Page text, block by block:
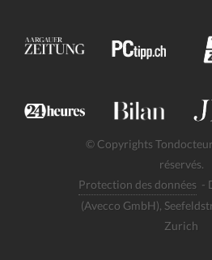
© Copyrights
réservés.
Protection des données -
(Avecco GmbH),
Zurich